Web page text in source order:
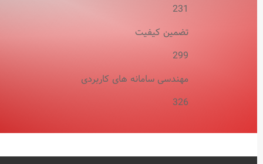
231
تضمین کیفیت
299
مهندسی سامانه های کاربردی
326